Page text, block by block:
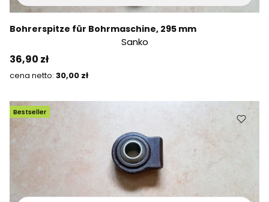
Bohrerspitze für Bohrmaschine, 295 mm
Sanko
Preis
36,90 zł
Preis
30,00 zł
Bestseller